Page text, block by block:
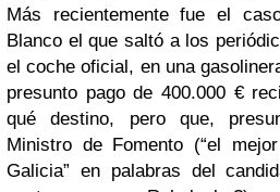
Más recientemente fue el
Blanco el que saltó a los
el coche oficial, en una
presunto pago de 400.000 €
qué destino, pero que,
Ministro de Fomento (“el
Galicia” en palabras del